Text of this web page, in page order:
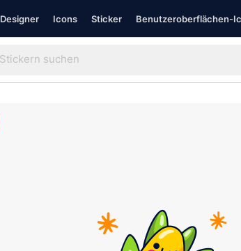
Designer Icons Sticker Benutzeroberflächen-